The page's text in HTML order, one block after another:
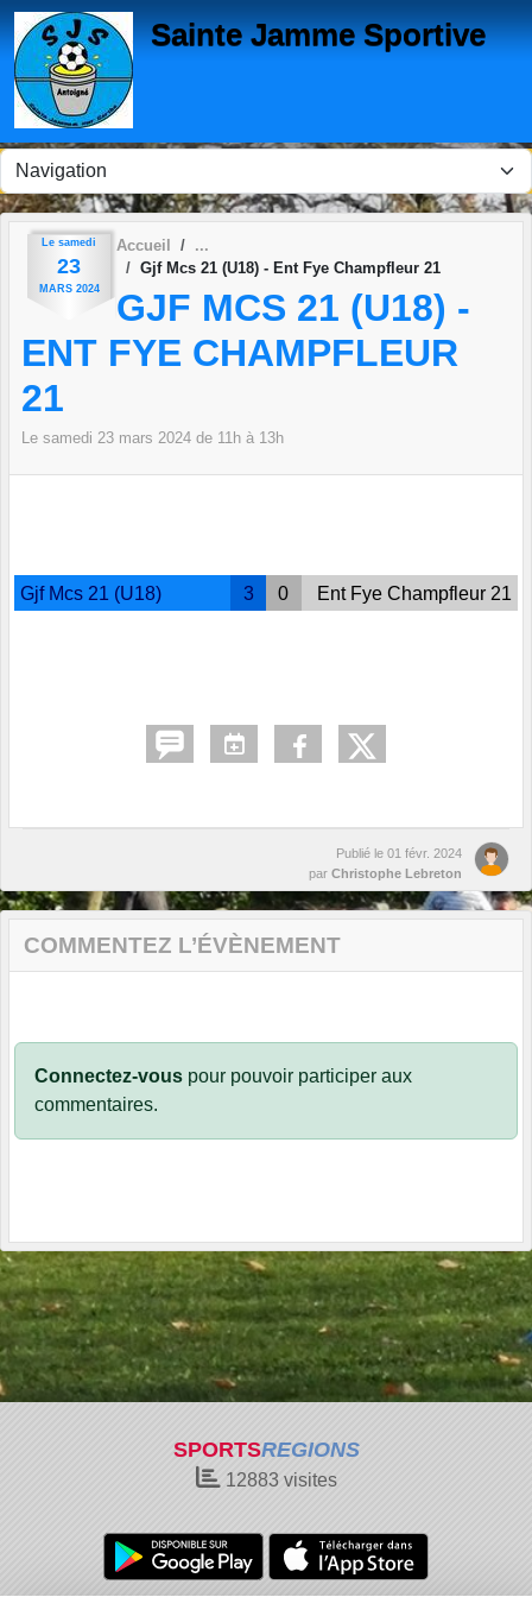
Sainte Jamme Sportive
Le samedi
23
MARS 2024
Accueil
Gjf Mcs 21 (U18) - Ent Fye Champfleur 21
GJF MCS 21 (U18) -
ENT FYE CHAMPFLEUR
21
Le samedi 23 mars 2024 de 11h à 13h
Gjf Mcs 21 (U18) 3 0 Ent Fye Champfleur 21
Publié le 01 févr. 2024
par Christophe Lebreton
COMMENTEZ L’ÉVÈNEMENT
Connectez-vous pour pouvoir participer aux
commentaires.
SPORTSREGIONS
12883visites
Panneau de gestion des cookies